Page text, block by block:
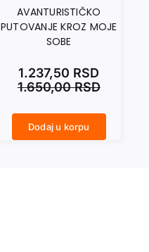
AVANTURISTIČKO
PUTOVANJE KROZ MOJE
SOBE
1.650,00RSD
1.237,50 RSD
Dodaj u korpu